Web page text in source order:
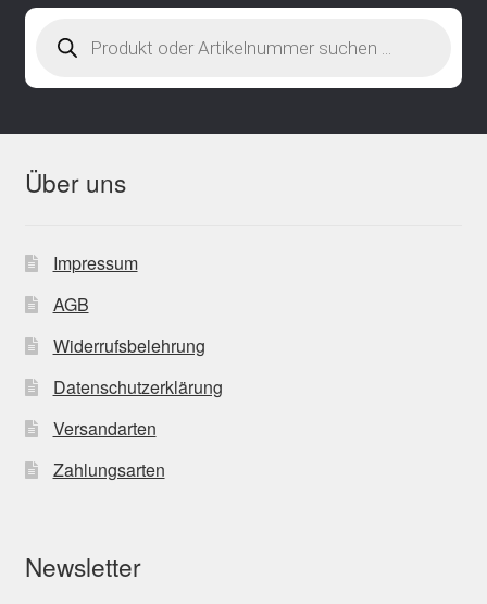
search
Über uns
Impressum
AGB
Widerrufsbelehrung
Datenschutzerklärung
Versandarten
Zahlungsarten
Newsletter